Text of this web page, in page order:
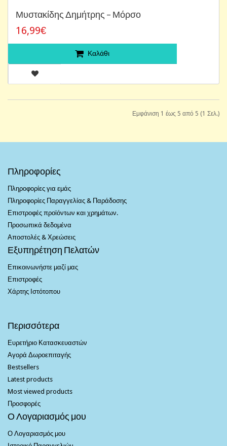
Μυστακίδης Δημήτρης ‎– Μόρσο
16,99€
Καλάθι
Εμφάνιση 1 έως 5 από 5 (1 Σελ.)
Πληροφορίες
Πληροφορίες για εμάς
Πληροφορίες Παραγγελίας & Παράδοσης
Επιστροφές προϊόντων και χρημάτων.
Προσωπικά δεδομένα
Αποστολές & Χρεώσεις
Εξυπηρέτηση Πελατών
Επικοινωνήστε μαζί μας
Επιστροφές
Χάρτης Ιστότοπου
Περισσότερα
Ευρετήριο Κατασκευαστών
Αγορά Δωροεπιταγής
Bestsellers
Latest products
Most viewed products
Προσφορές
Ο Λογαριασμός μου
Ο Λογαριασμός μου